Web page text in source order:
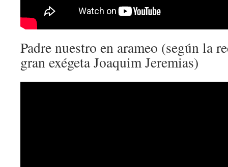
Padre nuestro en arameo (según la
gran exégeta Joaquim Jeremias)